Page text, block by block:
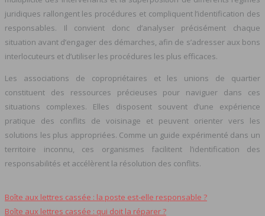
juridiques rallongent les procédures et compliquent l’identification des
responsables. Il convient donc d’analyser précisément chaque
situation avant d’engager des démarches, afin de s’adresser aux bons
interlocuteurs et d’utiliser les procédures les plus efficaces.
Les associations de copropriétaires et les unions de quartier
constituent des ressources précieuses pour naviguer dans ces
situations complexes. Elles disposent souvent d’une expérience
pratique des conflits de voisinage et peuvent orienter vers les
solutions les plus appropriées. Comme un guide expérimenté dans un
territoire inconnu, ces organismes facilitent l’identification des
responsabilités et accélèrent la résolution des conflits.
Boîte aux lettres cassée : la poste est‑elle responsable ?
Boîte aux lettres cassée : qui doit la réparer ?